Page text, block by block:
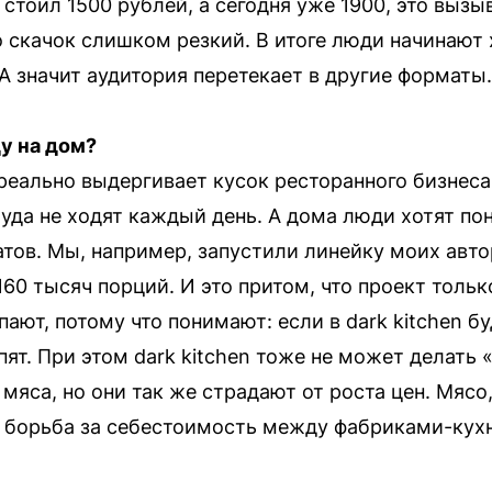
скачок слишком резкий. В итоге люди
значит аудитория перетекает в другие форматы.
на дом?
выдергивает кусок ресторанного
не ходят каждый день. А дома люди хотят
Мы, например, запустили линейку моих
тысяч порций. И это притом, что проект
потому что понимают: если в dark kitchen
При этом dark kitchen тоже не может делать
но они так же страдают от роста цен.
за себестоимость между фабриками-